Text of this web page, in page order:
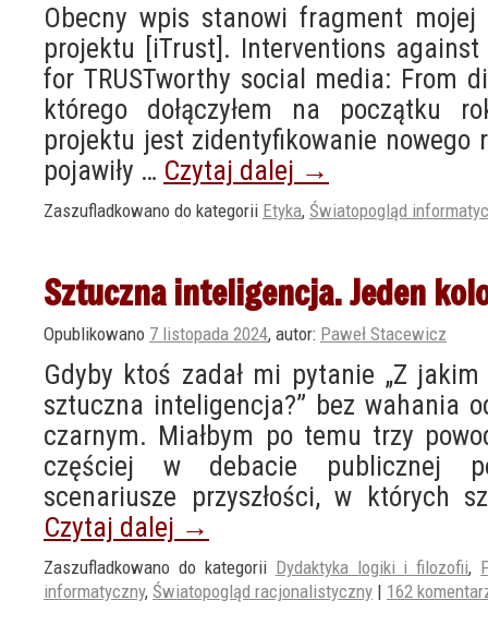
Obecny wpis stanowi fragment
projektu [iTrust]. Interventions
for TRUSTworthy social media: From
którego dołączyłem na początku
projektu jest zidentyfikowanie nowego
pojawiły … Czytaj dalej →
Zaszufladkowano do kategorii Etyka, Światopogląd
Sztuczna inteligencja. Jeden
Opublikowano 7 listopada 2024, autor: Paweł Stacewicz
Gdyby ktoś zadał mi pytanie „Z
sztuczna inteligencja?” bez wahania
czarnym. Miałbym po temu trzy
częściej w debacie publicznej
scenariusze przyszłości, w których
Czytaj dalej →
Zaszufladkowano do kategorii Dydaktyka logiki i filozofii,
informatyczny, Światopogląd racjonalistyczny | 162